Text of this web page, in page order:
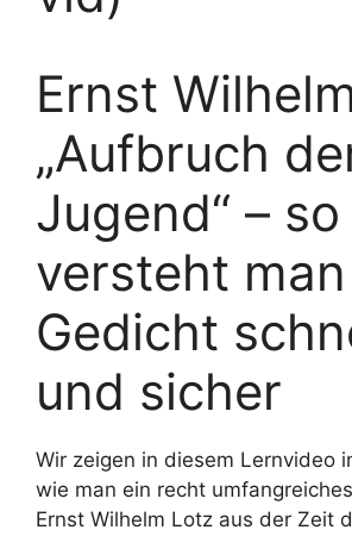
Ernst
„Aufbruch
Jugend“ – so
versteht
Gedicht
und sicher
Wir zeigen in diesem Lernvideo
wie man ein recht
Ernst Wilhelm Lotz aus der Zeit